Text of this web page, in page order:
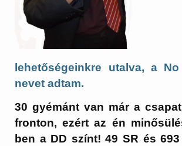
lehetőségeinkre utalva, a
nevet adtam.
30 gyémánt van már a
fronton, ezért az én
ben a DD színt! 49 SR és